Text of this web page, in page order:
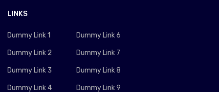
LINKS
Dummy Link 1
Dummy Link 2
Dummy Link 3
Dummy Link 4
Dummy Link 6
Dummy Link 7
Dummy Link 8
Dummy Link 9